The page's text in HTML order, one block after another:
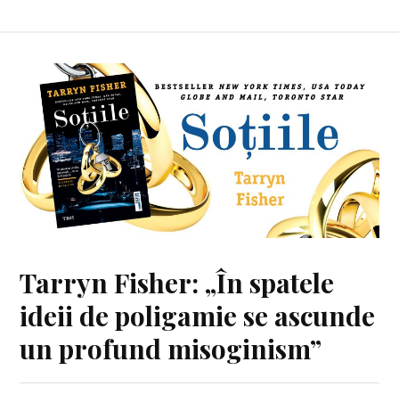
Tarryn Fisher: „În spatele
ideii de poligamie se ascunde
un profund misoginism”